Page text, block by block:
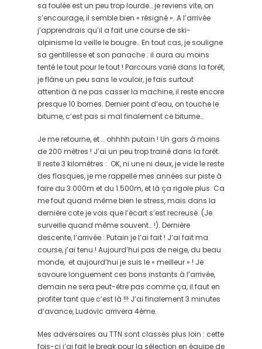
sa foulée est un peu trop lourde… je reviens vite, on
s’encourage, il semble bien « résigné ». A l’arrivée
j’apprendrais qu’il a fait une course de ski-
alpinisme la veille le bougre… En tout cas, je souligne
sa gentillesse et son panache : il aura au moins
tenté le tout pour le tout ! Parcours varié dans la forêt,
je flâne un peu sans le vouloir, je fais surtout
attention à ne pas casser la machine, il reste encore
presque 10 bornes. Dernier point d’eau, on touche le
bitume, c’est pas si mal finalement ce bitume…
Je me retourne, et … ohhhh putain ! Un gars à moins
de 200 mètres ! J’ai un peu trop trainé dans la forêt.
Il reste 3 kilomètres : OK, ni une ni deux, je vide le reste
des flasques, je me rappelle mes années sur piste à
faire du 3.000m et du 1.500m, et là ça rigole plus. Ca
me fout quand même bien le stress, mais dans la
dernière cote je vois que l’écart s’est recreusé. (Je
surveille quand même souvent… !). Dernière
descente, l’arrivée : Putain je l’ai fait ! J’ai fait ma
course, j’ai tenu ! Aujourd’hui pas de neige, du beau
monde, et aujourd’hui je suis le « meilleur » ! Je
savoure longuement ces bons instants à l’arrivée,
demain ne sera peut-être pas comme ça, il faut en
profiter tant que c’est là !!! J’ai finalement 3 minutes
d’avance, Ludovic arrivera 4ème.
Mes adversaires au TTN sont classés plus loin : cette
fois-ci j’ai fait le break pour la sélection en équipe de